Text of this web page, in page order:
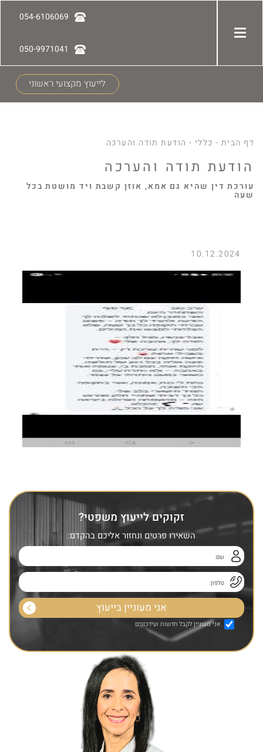
054-6106069
050-9971041
לייעוץ מקצועי ראשוני
דף הבית - כללי - הודעת תודה והערכה
הודעת תודה והערכה
עורכת דין שהיא גם אמא, אוזן קשבת ויד מושטת בכל
שעה
10.12.2024
זקוקים לייעוץ משפטי?
השאירו פרטים ונחזור אליכם בהקדם:
אני מעוניין לקבל חדשות ועידכונים